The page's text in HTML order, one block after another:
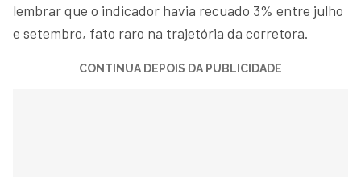
lembrar que o indicador havia recuado 3% entre julho
e setembro, fato raro na trajetória da corretora.
CONTINUA DEPOIS DA PUBLICIDADE